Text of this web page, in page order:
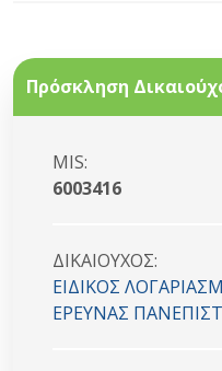
Πρόσκληση
MIS:
6003416
ΔΙΚΑΙΟYΧΟΣ:
ΕΙΔΙΚΟΣ
ΕΡΕΥΝΑΣ